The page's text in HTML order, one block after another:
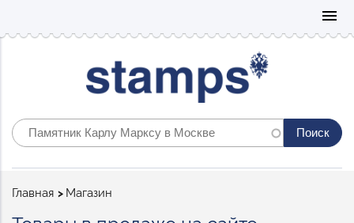
menu
Строка
Главная Магазин